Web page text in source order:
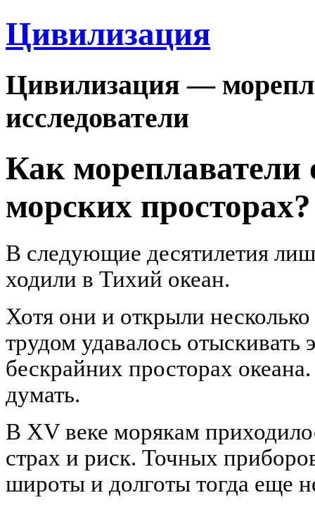
Цивилизация
Цивилизация —
исследователи
Как мореплаватели
морских просторах?
В следующие десятилетия
ходили в Тихий океан.
Хотя они и открыли
трудом удавалось
бескрайних просторах
думать.
В XV веке морякам
страх и риск. Точных
широты и долготы тогда еще